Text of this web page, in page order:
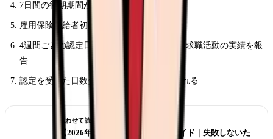
7日間の待期期間が完了
雇用保険受給者初回説明会に参加
4週間ごとの認定日にハローワークに行き、求職活動の実績を報
告
認定を受けた日数分の基本手当が振り込まれる
あわせて読みたい
【2026年版】看護師転職の完全ガイド｜失敗しないた